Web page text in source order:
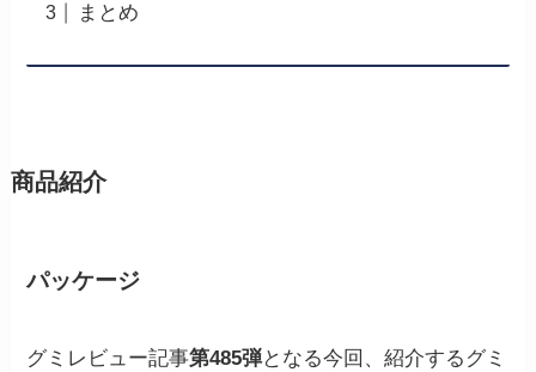
まとめ
商品紹介
パッケージ
グミレビュー記事第485弾となる今回、紹介するグミ